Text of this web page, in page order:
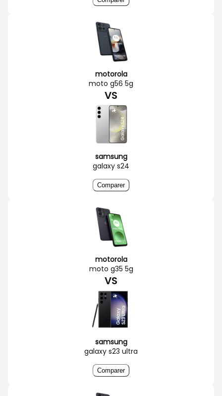
motorola
moto g56 5g
VS
samsung
galaxy s24
Comparer
motorola
moto g35 5g
VS
samsung
galaxy s23 ultra
Comparer